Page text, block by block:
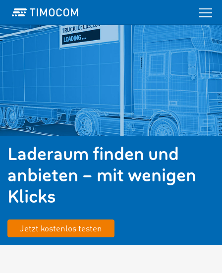
Laderaum finden und
anbieten – mit wenigen
Klicks
Jetzt kostenlos testen